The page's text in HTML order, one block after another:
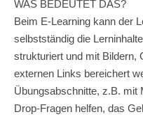
WAS BEDEUTET DAS?
Beim E-Learning kann der
selbstständig die
strukturiert und mit Bildern,
externen Links bereichert
Übungsabschnitte, z.B. mit
Drop-Fragen helfen, das